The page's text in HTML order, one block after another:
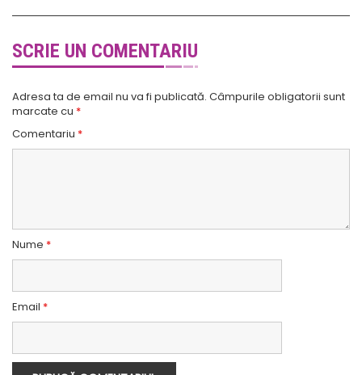
SCRIE UN COMENTARIU
Adresa ta de email nu va fi publicată. Câmpurile obligatorii sunt
marcate cu *
Comentariu *
Nume *
Email *